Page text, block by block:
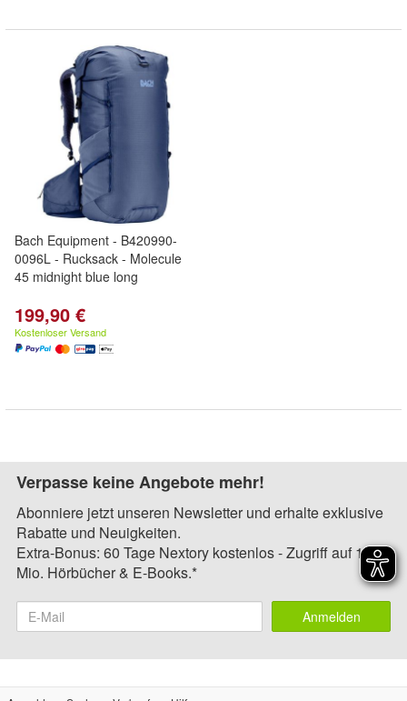
Bach Equipment - B420990-
0096L - Rucksack - Molecule
45 midnight blue long
199,90 €
Kostenloser Versand
Verpasse keine Angebote mehr!
Abonniere jetzt unseren Newsletter und erhalte exklusive
Rabatte und Neuigkeiten.
Extra-Bonus: 60 Tage Nextory kostenlos - Zugriff auf 1,4
Mio. Hörbücher & E-Books.*
Anmelden